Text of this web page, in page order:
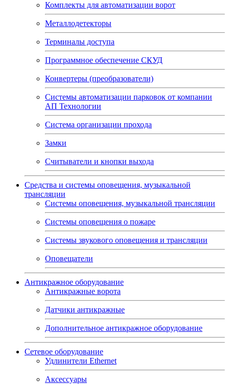
Комплекты для автоматизации ворот
Металлодетекторы
Терминалы доступа
Программное обеспечение СКУД
Конвертеры (преобразователи)
Системы автоматизации парковок от компании
АП Технологии
Система организации прохода
Замки
Считыватели и кнопки выхода
Средства и системы оповещения, музыкальной
трансляции
Системы оповещения, музыкальной трансляции
Системы оповещения о пожаре
Системы звукового оповещения и трансляции
Оповещатели
Антикражное оборудование
Антикражные ворота
Датчики антикражные
Дополнительное антикражное оборудование
Сетевое оборудование
Удлинители Ethernet
Аксессуары